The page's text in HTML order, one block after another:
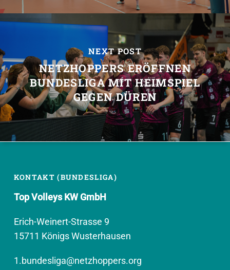
NEXT POST
NETZHOPPERS ERÖFFNEN
BUNDESLIGA MIT HEIMSPIEL
GEGEN DÜREN
KONTAKT (BUNDESLIGA)
Top Volleys KW GmbH
Erich-Weinert-Strasse 9
15711 Königs Wusterhausen
1.bundesliga@netzhoppers.org